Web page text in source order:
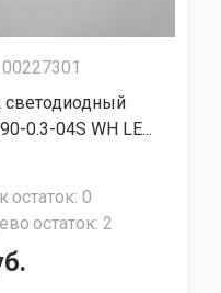
светодиодный
0.3-04S WH LE...
остаток: 0
остаток: 2